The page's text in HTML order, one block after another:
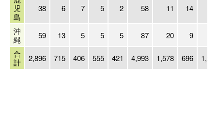
児
島
38 6 7 5 2 58 11 14
沖
縄
59 13 5 5 5 87 20 9
合
計
2,896 715 406 555 421 4,993 1,578 696